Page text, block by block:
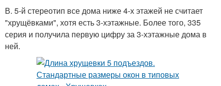
В. 5-й стереотип все дома ниже 4-х этажей не считает
"хрущёвками", хотя есть 3-хэтажные. Более того, 335
серия и получила первую цифру за 3-хэтажные дома в
ней.